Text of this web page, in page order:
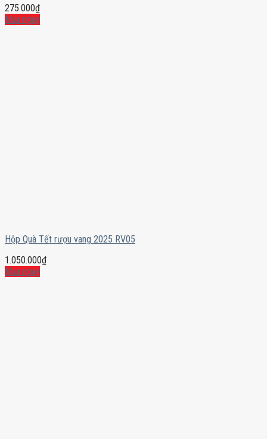
275.000₫
Mua ngay
Hộp Quà Tết rượu vang 2025 RV05
1.050.000₫
Mua ngay